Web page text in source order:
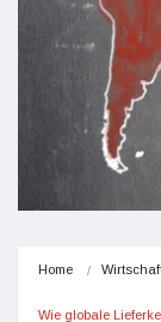
Home
Wie globale